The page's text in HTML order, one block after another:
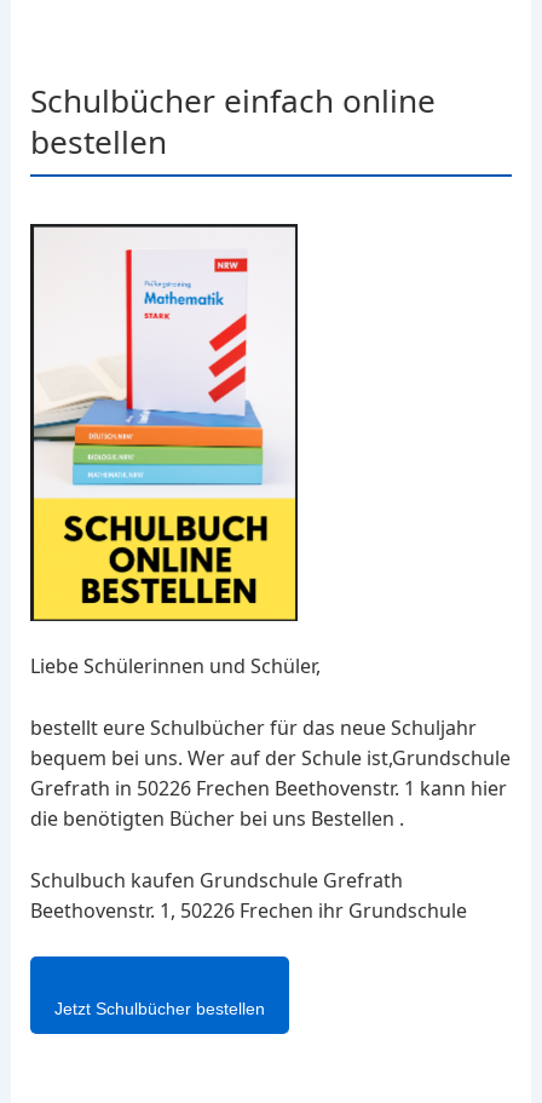
Schulbücher einfach online
bestellen
Liebe Schülerinnen und Schüler,
bestellt eure Schulbücher für das neue Schuljahr
bequem bei uns. Wer auf der Schule ist,Grundschule
Grefrath in 50226 Frechen Beethovenstr. 1 kann hier
die benötigten Bücher bei uns Bestellen .
Schulbuch kaufen Grundschule Grefrath
Beethovenstr. 1, 50226 Frechen ihr Grundschule
Jetzt Schulbücher bestellen